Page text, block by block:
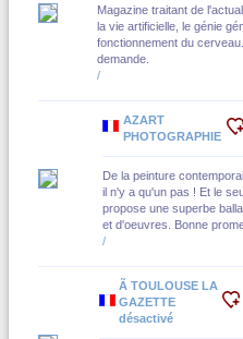
Magazine traitant de
la vie artificielle, le génie
fonctionnement du
demande.
/
AZART
PHOTOGRAPHIE
De la peinture
il n'y a qu'un pas ! Et le
propose une superbe
et d'oeuvres. Bonne
/
Ã TOULOUSE LA
GAZETTE
désactivé